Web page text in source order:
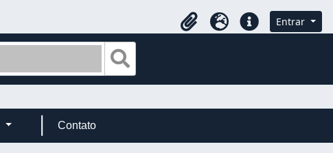
Área de Transferência
IdiomaAtalhos Entrar
Contato